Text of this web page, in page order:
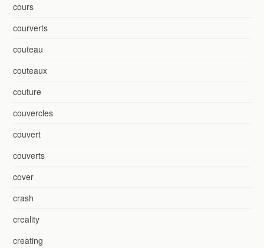
cours
courverts
couteau
couteaux
couture
couvercles
couvert
couverts
cover
crash
creality
creating